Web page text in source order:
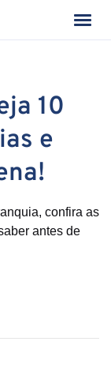
10
e
confira as
antes de